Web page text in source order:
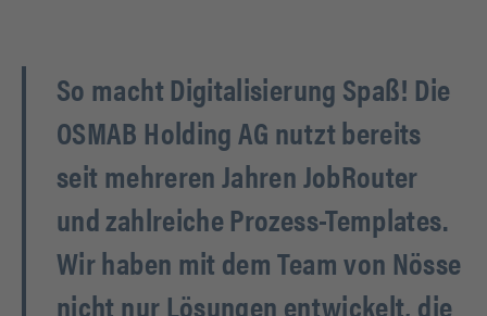
So macht Digitalisierung Spaß! Die
OSMAB Holding AG nutzt bereits
seit mehreren Jahren JobRouter
und zahlreiche Prozess-Templates.
Wir haben mit dem Team von Nösse
nicht nur Lösungen entwickelt, die